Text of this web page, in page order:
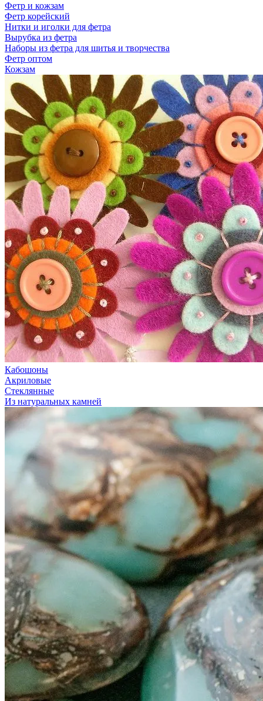
Фетр и кожзам
Фетр корейский
Нитки и иголки для фетра
Вырубка из фетра
Наборы из фетра для шитья и творчества
Фетр оптом
Кожзам
Кабошоны
Акриловые
Стеклянные
Из натуральных камней